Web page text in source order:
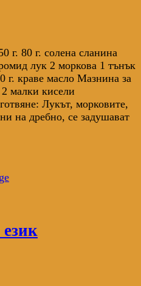
г. 80 г. солена слани­на
лук 2 моркова 1 тънък
г. краве масло Мазнина за
малки кисели
Лукът, морковите,
на дребно, се задушават